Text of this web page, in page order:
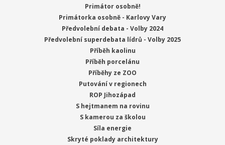
Primátor osobně!
Primátorka osobně - Karlovy Vary
Předvolební debata - Volby 2024
Předvolební superdebata lídrů - Volby 2025
Příběh kaolinu
Příběh porcelánu
Příběhy ze ZOO
Putování v regionech
ROP Jihozápad
S hejtmanem na rovinu
S kamerou za školou
Síla energie
Skryté poklady architektury